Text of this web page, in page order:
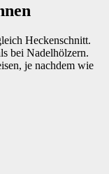
Heckenschnitt.
bei Nadelhölzern.
je nachdem wie